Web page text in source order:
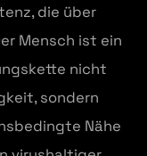
die über
Mensch ist ein
nicht
sondern
Nähe